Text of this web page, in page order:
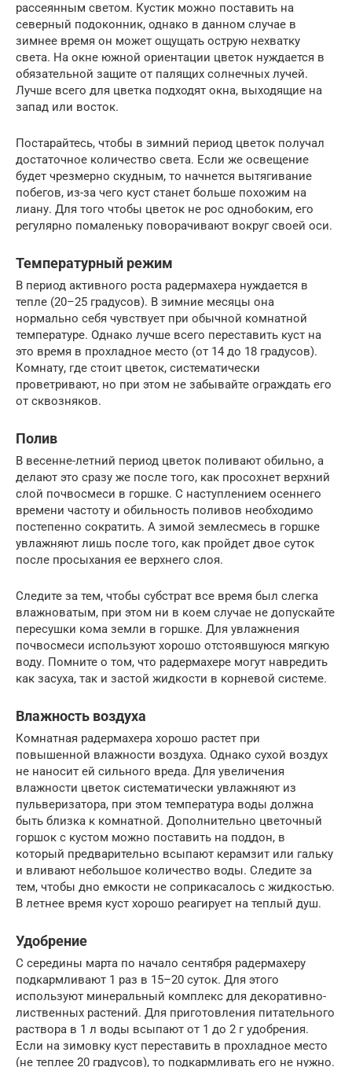
рассеянным светом. Кустик можно поставить на
северный подоконник, однако в данном случае в
зимнее время он может ощущать острую нехватку
света. На окне южной ориентации цветок нуждается в
обязательной защите от палящих солнечных лучей.
Лучше всего для цветка подходят окна, выходящие на
запад или восток.
Постарайтесь, чтобы в зимний период цветок получал
достаточное количество света. Если же освещение
будет чрезмерно скудным, то начнется вытягивание
побегов, из-за чего куст станет больше похожим на
лиану. Для того чтобы цветок не рос однобоким, его
регулярно помаленьку поворачивают вокруг своей оси.
Температурный режим
В период активного роста радермахера нуждается в
тепле (20–25 градусов). В зимние месяцы она
нормально себя чувствует при обычной комнатной
температуре. Однако лучше всего переставить куст на
это время в прохладное место (от 14 до 18 градусов).
Комнату, где стоит цветок, систематически
проветривают, но при этом не забывайте ограждать его
от сквозняков.
Полив
В весенне-летний период цветок поливают обильно, а
делают это сразу же после того, как просохнет верхний
слой почвосмеси в горшке. С наступлением осеннего
времени частоту и обильность поливов необходимо
постепенно сократить. А зимой землесмесь в горшке
увлажняют лишь после того, как пройдет двое суток
после просыхания ее верхнего слоя.
Следите за тем, чтобы субстрат все время был слегка
влажноватым, при этом ни в коем случае не допускайте
пересушки кома земли в горшке. Для увлажнения
почвосмеси используют хорошо отстоявшуюся мягкую
воду. Помните о том, что радермахере могут навредить
как засуха, так и застой жидкости в корневой системе.
Влажность воздуха
Комнатная радермахера хорошо растет при
повышенной влажности воздуха. Однако сухой воздух
не наносит ей сильного вреда. Для увеличения
влажности цветок систематически увлажняют из
пульверизатора, при этом температура воды должна
быть близка к комнатной. Дополнительно цветочный
горшок с кустом можно поставить на поддон, в
который предварительно всыпают керамзит или гальку
и вливают небольшое количество воды. Следите за
тем, чтобы дно емкости не соприкасалось с жидкостью.
В летнее время куст хорошо реагирует на теплый душ.
Удобрение
С середины марта по начало сентября радермахеру
подкармливают 1 раз в 15–20 суток. Для этого
используют минеральный комплекс для декоративно-
лиственных растений. Для приготовления питательного
раствора в 1 л воды всыпают от 1 до 2 г удобрения.
Если на зимовку куст переставить в прохладное место
(не теплее 20 градусов), то подкармливать его не нужно.